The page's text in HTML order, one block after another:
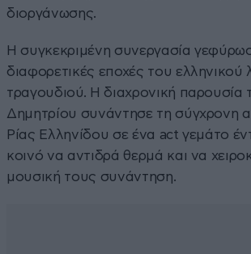
διοργάνωσης.
Η συγκεκριμένη συνεργασία
διαφορετικές εποχές του ελληνικού
τραγουδιού. Η διαχρονική παρουσία
Δημητρίου συνάντησε τη σύγχρονη
Ρίας Ελληνίδου σε ένα act γεμάτο
κοινό να αντιδρά θερμά και να
μουσική τους συνάντηση.